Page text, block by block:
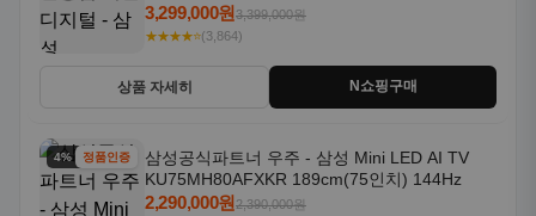
18kg 26년형 일체형 1등급
3,299,000원3,399,000원
★★★★⭐(3,864)
상품 자세히 N쇼핑구매
4% 할인정품인증
삼성공식파트너 우주 - 삼성 Mini LED AI TV
KU75MH80AFXKR 189cm(75인치) 144Hz
2,290,000원2,390,000원